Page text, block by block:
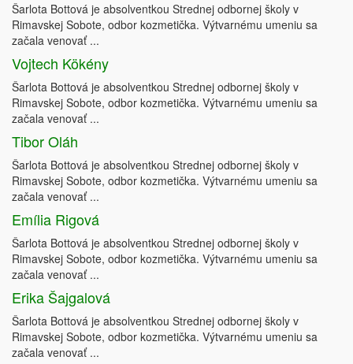
Šarlota Bottová je absolventkou Strednej odbornej školy v
Rimavskej Sobote, odbor kozmetička. Výtvarnému umeniu sa
začala venovať ...
Vojtech Kökény
Šarlota Bottová je absolventkou Strednej odbornej školy v
Rimavskej Sobote, odbor kozmetička. Výtvarnému umeniu sa
začala venovať ...
Tibor Oláh
Šarlota Bottová je absolventkou Strednej odbornej školy v
Rimavskej Sobote, odbor kozmetička. Výtvarnému umeniu sa
začala venovať ...
Emília Rigová
Šarlota Bottová je absolventkou Strednej odbornej školy v
Rimavskej Sobote, odbor kozmetička. Výtvarnému umeniu sa
začala venovať ...
Erika Šajgalová
Šarlota Bottová je absolventkou Strednej odbornej školy v
Rimavskej Sobote, odbor kozmetička. Výtvarnému umeniu sa
začala venovať ...